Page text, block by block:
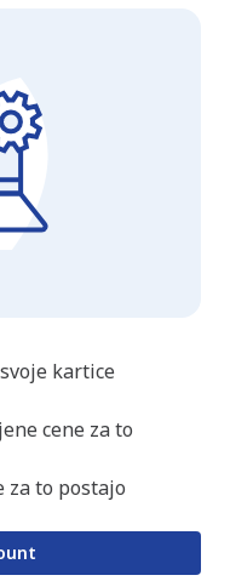
kartice
cene za to
za to postajo